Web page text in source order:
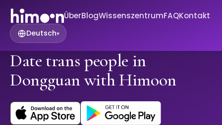
ÜberBlogWissenszentrumFAQKontakt
Deutsch▾
Date trans people in
Dongguan with Himoon